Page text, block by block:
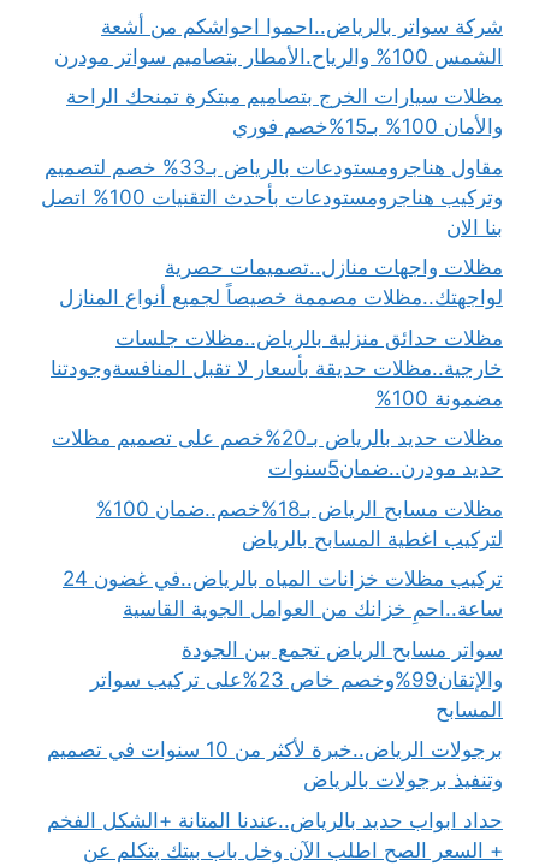
شركة سواتر بالرياض..احموا احواشكم من أشعة
الشمس 100% والرياح.الأمطار بتصاميم سواتر مودرن
مظلات سيارات الخرج بتصاميم مبتكرة تمنحك الراحة
والأمان 100% بـ15%خصم فوري
مقاول هناجرومستودعات بالرياض بـ33% خصم لتصميم
وتركيب هناجرومستودعات بأحدث التقنيات 100% اتصل
بنا الان
مظلات واجهات منازل..تصميمات حصرية
لواجهتك..مظلات مصممة خصيصاً لجميع أنواع المنازل
مظلات حدائق منزلية بالرياض..مظلات جلسات
خارجية..مظلات حديقة بأسعار لا تقبل المنافسةوجودتنا
مضمونة 100%
مظلات حديد بالرياض بـ20%خصم على تصميم مظلات
حديد مودرن..ضمان5سنوات
مظلات مسابح الرياض بـ18%خصم..ضمان 100%
لتركيب اغطية المسابح بالرياض
تركيب مظلات خزانات المياه بالرياض..في غضون 24
ساعة..احمِ خزانك من العوامل الجوية القاسية
سواتر مسابح الرياض تجمع بين الجودة
والإتقان99%وخصم خاص 23%على تركيب سواتر
المسابح
برجولات الرياض..خبرة لأكثر من 10 سنوات في تصميم
وتنفيذ برجولات بالرياض
حداد ابواب حديد بالرياض..عندنا المتانة +الشكل الفخم
+ السعر الصح اطلب الآن وخل باب بيتك يتكلم عن